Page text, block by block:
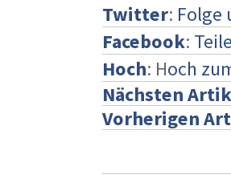
Twitter: Folge
Facebook:
Hoch: Hoch
Nächsten
Vorherigen